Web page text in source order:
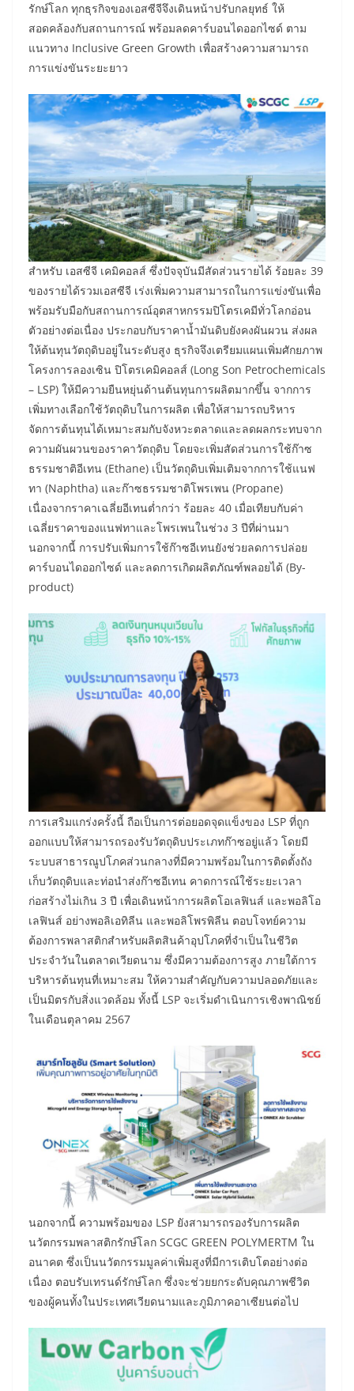
รักษ์โลก ทุกธุรกิจของเอสซีจีจึงเดินหน้าปรับกลยุทธ์ ให้
สอดคล้องกับสถานการณ์ พร้อมลดคาร์บอนไดออกไซด์ ตาม
แนวทาง Inclusive Green Growth เพื่อสร้างความสามารถ
การแข่งขันระยะยาว
สำหรับ เอสซีจี เคมิคอลส์ ซึ่งปัจจุบันมีสัดส่วนรายได้ ร้อยละ 39
ของรายได้รวมเอสซีจี เร่งเพิ่มความสามารถในการแข่งขันเพื่อ
พร้อมรับมือกับสถานการณ์อุตสาหกรรมปิโตรเคมีทั่วโลกอ่อน
ตัวอย่างต่อเนื่อง ประกอบกับราคาน้ำมันดิบยังคงผันผวน ส่งผล
ให้ต้นทุนวัตถุดิบอยู่ในระดับสูง ธุรกิจจึงเตรียมแผนเพิ่มศักยภาพ
โครงการลองเซิน ปิโตรเคมิคอลส์ (Long Son Petrochemicals
– LSP) ให้มีความยืนหยุ่นด้านต้นทุนการผลิตมากขึ้น จากการ
เพิ่มทางเลือกใช้วัตถุดิบในการผลิต เพื่อให้สามารถบริหาร
จัดการต้นทุนได้เหมาะสมกับจังหวะตลาดและลดผลกระทบจาก
ความผันผวนของราคาวัตถุดิบ โดยจะเพิ่มสัดส่วนการใช้ก๊าซ
ธรรมชาติอีเทน (Ethane) เป็นวัตถุดิบเพิ่มเติมจากการใช้แนฟ
ทา (Naphtha) และก๊าซธรรมชาติโพรเพน (Propane)
เนื่องจากราคาเฉลี่ยอีเทนต่ำกว่า ร้อยละ 40 เมื่อเทียบกับค่า
เฉลี่ยราคาของแนฟทาและโพรเพนในช่วง 3 ปีที่ผ่านมา
นอกจากนี้ การปรับเพิ่มการใช้ก๊าซอีเทนยังช่วยลดการปล่อย
คาร์บอนไดออกไซด์ และลดการเกิดผลิตภัณฑ์พลอยได้ (By-
product)
การเสริมแกร่งครั้งนี้ ถือเป็นการต่อยอดจุดแข็งของ LSP ที่ถูก
ออกแบบให้สามารถรองรับวัตถุดิบประเภทก๊าซอยู่แล้ว โดยมี
ระบบสาธารณูปโภคส่วนกลางที่มีความพร้อมในการติดตั้งถัง
เก็บวัตถุดิบและท่อนำส่งก๊าซอีเทน คาดการณ์ใช้ระยะเวลา
ก่อสร้างไม่เกิน 3 ปี เพื่อเดินหน้าการผลิตโอเลฟินส์ และพอลิโอ
เลฟินส์ อย่างพอลิเอทิลีน และพอลิโพรพิลีน ตอบโจทย์ความ
ต้องการพลาสติกสำหรับผลิตสินค้าอุปโภคที่จำเป็นในชีวิต
ประจำวันในตลาดเวียดนาม ซึ่งมีความต้องการสูง ภายใต้การ
บริหารต้นทุนที่เหมาะสม ให้ความสำคัญกับความปลอดภัยและ
เป็นมิตรกับสิ่งแวดล้อม ทั้งนี้ LSP จะเริ่มดำเนินการเชิงพาณิชย์
ในเดือนตุลาคม 2567
นอกจากนี้ ความพร้อมของ LSP ยังสามารถรองรับการผลิต
นวัตกรรมพลาสติกรักษ์โลก SCGC GREEN POLYMERTM ใน
อนาคต ซึ่งเป็นนวัตกรรมมูลค่าเพิ่มสูงที่มีการเติบโตอย่างต่อ
เนื่อง ตอบรับเทรนด์รักษ์โลก ซึ่งจะช่วยยกระดับคุณภาพชีวิต
ของผู้คนทั้งในประเทศเวียดนามและภูมิภาคอาเซียนต่อไป